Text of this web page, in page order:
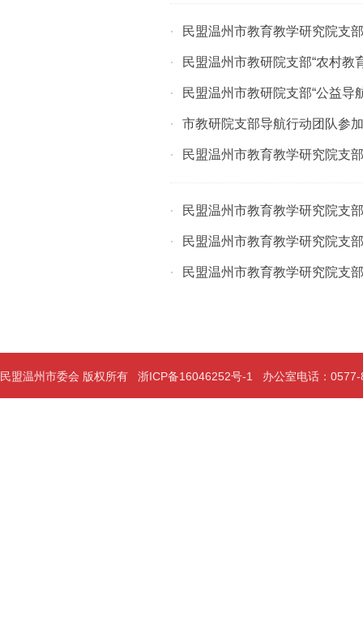
· 民盟温州市教育教学研究院支
· 民盟温州市教研院支部“农村教
· 民盟温州市教研院支部“公益导
· 市教研院支部导航行动团队参
· 民盟温州市教育教学研究院支
· 民盟温州市教育教学研究院支
· 民盟温州市教育教学研究院支
· 民盟温州市教育教学研究院支
民盟温州市委会 版权所有 浙ICP备16046252号-1 办公室电话：